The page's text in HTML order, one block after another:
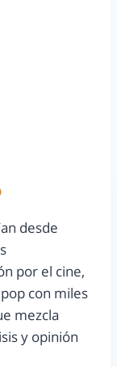
desde
por el cine,
con miles
mezcla
y opinión